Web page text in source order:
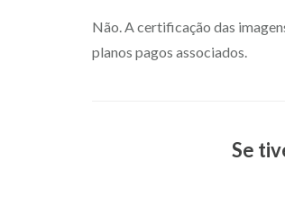
Não. A certificação das
planos pagos associados.
Se